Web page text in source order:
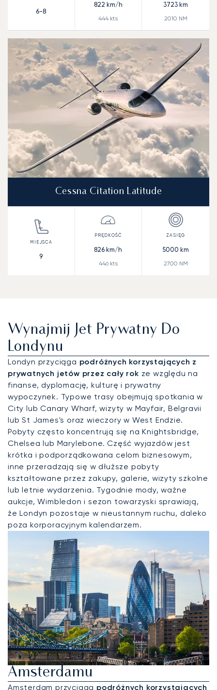
6-8
822 km/h
444 kts
3723 km
2010 NM
Cessna Citation Latitude
9
826 km/h
446kts
5000 km
2700 NM
Wynajmij Jet Prywatny Do
Londynu
Londyn przyciąga podróżnych korzystających z
prywatnych jetów przez cały rok ze względu na
finanse, dyplomację, kulturę i prywatny
wypoczynek. Typowe trasy obejmują spotkania w
City lub Canary Wharf, wizyty w Mayfair, Belgravii
lub St James's oraz wieczory w West Endzie.
Pobyty często koncentrują się na Knightsbridge,
Chelsea lub Marylebone. Część wyjazdów jest
krótka i podporządkowana celom biznesowym,
inne przeradzają się w dłuższe pobyty
kształtowane przez zakupy, galerie, wizyty szkolne
lub letnie wydarzenia. Tygodnie mody, ważne
aukcje, Wimbledon i sezon towarzyski sprawiają,
że Londyn pozostaje w nieustannym ruchu, daleko
poza korporacyjnym kalendarzem.
Wynajmij Jet Prywatny Do
Amsterdamu
Amsterdam przyciąga podróżnych korzystających